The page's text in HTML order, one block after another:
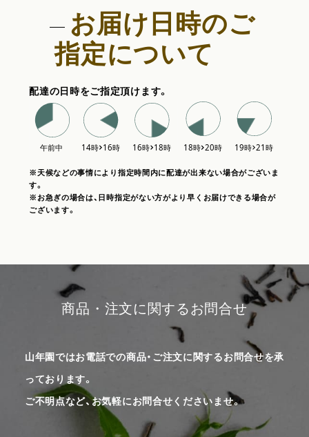
お届け日時のご
指定について
配達の日時をご指定頂けます。
※天候などの事情により指定時間内に配達が出来ない場合がございま
す。
※お急ぎの場合は、日時指定がない方がより早くお届けできる場合が
ございます。
商品・注文に関するお問合せ
山年園ではお電話での商品・ご注文に関するお問合せを承
っております。
ご不明点など、お気軽にお問合せくださいませ。